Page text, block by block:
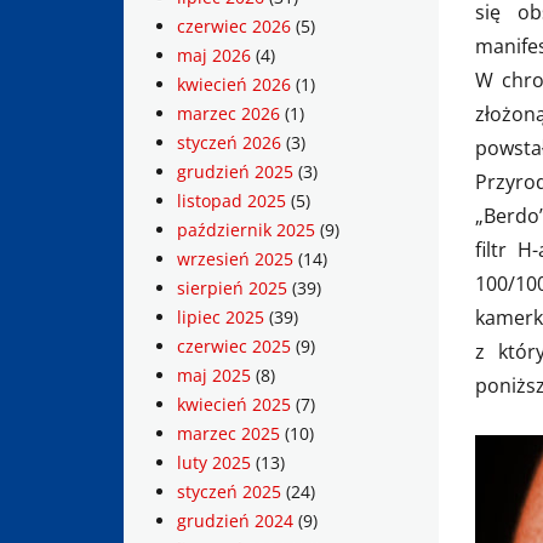
się
W
filtr H-
100/
z
czerwiec 2026 (5)
maj 2026 (4)
kwiecień 2026 (1)
marzec 2026 (1)
styczeń 2026 (3)
grudzień 2025 (3)
listopad 2025 (5)
październik 2025 (9)
wrzesień 2025 (14)
sierpień 2025 (39)
lipiec 2025 (39)
czerwiec 2025 (9)
maj 2025 (8)
kwiecień 2025 (7)
marzec 2025 (10)
luty 2025 (13)
styczeń 2025 (24)
grudzień 2024 (9)